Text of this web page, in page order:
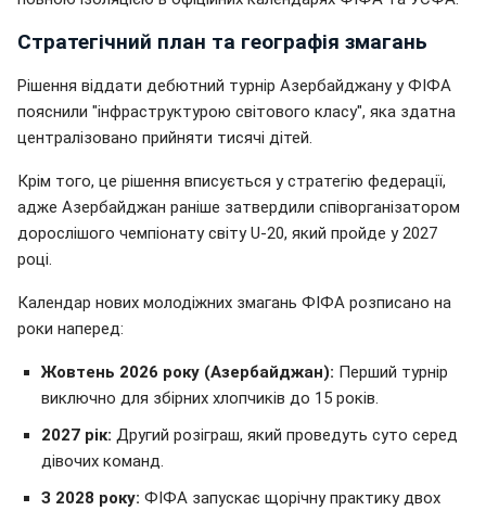
Стратегічний план та географія змагань
Рішення віддати дебютний турнір Азербайджану у ФІФА
пояснили "інфраструктурою світового класу", яка здатна
централізовано прийняти тисячі дітей.
Крім того, це рішення вписується у стратегію федерації,
адже Азербайджан раніше затвердили співорганізатором
дорослішого чемпіонату світу U-20, який пройде у 2027
році.
Календар нових молодіжних змагань ФІФА розписано на
роки наперед:
Жовтень 2026 року (Азербайджан): Перший турнір
виключно для збірних хлопчиків до 15 років.
2027 рік: Другий розіграш, який проведуть суто серед
дівочих команд.
З 2028 року: ФІФА запускає щорічну практику двох